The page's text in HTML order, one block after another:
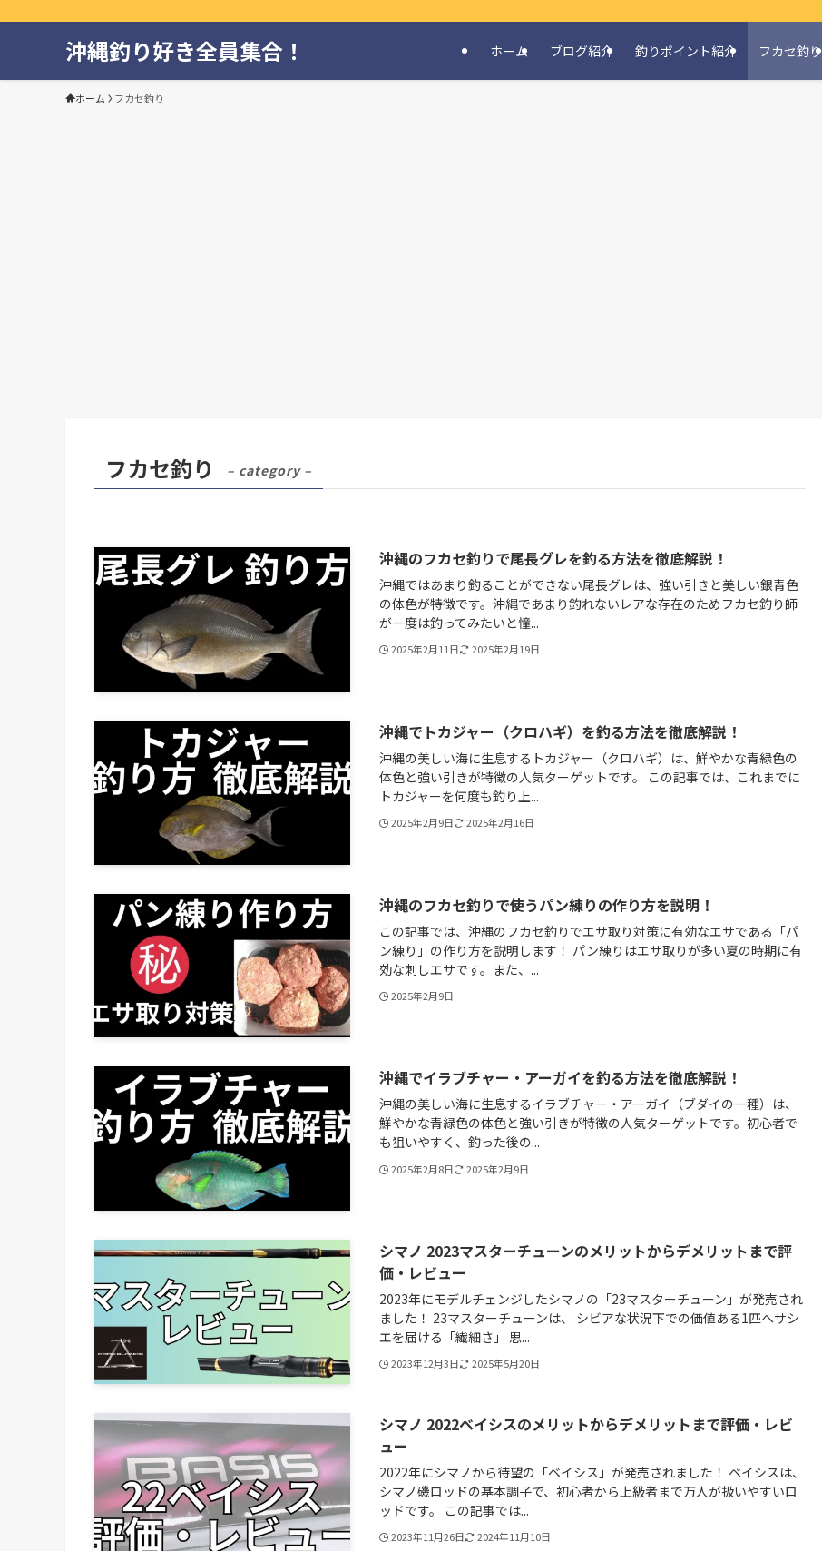
沖縄釣り好き全員集合！ ホーム ブログ紹介 釣りポイント紹介 フカセ釣り
ホーム フカセ釣り
フカセ釣り – category –
沖縄のフカセ釣りで尾長グレを釣る方法を徹底解説！
沖縄ではあまり釣ることができない尾長グレは、強い引きと美しい銀青色
の体色が特徴です。沖縄であまり釣れないレアな存在のためフカセ釣り師
が一度は釣ってみたいと憧...
2025年2月11日 2025年2月19日
沖縄でトカジャー（クロハギ）を釣る方法を徹底解説！
沖縄の美しい海に生息するトカジャー（クロハギ）は、鮮やかな青緑色の
体色と強い引きが特徴の人気ターゲットです。 この記事では、これまでに
トカジャーを何度も釣り上...
2025年2月9日 2025年2月16日
沖縄のフカセ釣りで使うパン練りの作り方を説明！
この記事では、沖縄のフカセ釣りでエサ取り対策に有効なエサである「パ
ン練り」の作り方を説明します！ パン練りはエサ取りが多い夏の時期に有
効な刺しエサです。また、...
2025年2月9日
沖縄でイラブチャー・アーガイを釣る方法を徹底解説！
沖縄の美しい海に生息するイラブチャー・アーガイ（ブダイの一種）は、
鮮やかな青緑色の体色と強い引きが特徴の人気ターゲットです。初心者で
も狙いやすく、釣った後の...
2025年2月8日 2025年2月9日
シマノ 2023マスターチューンのメリットからデメリットまで評
価・レビュー
2023年にモデルチェンジしたシマノの「23マスターチューン」が発売され
ました！ 23マスターチューンは、 シビアな状況下での価値ある1匹へサシ
エを届ける「繊細さ」 思...
2023年12月3日 2025年5月20日
シマノ 2022ベイシスのメリットからデメリットまで評価・レビ
ュー
2022年にシマノから待望の「ベイシス」が発売されました！ ベイシスは、
シマノ磯ロッドの基本調子で、初心者から上級者まで万人が扱いやすいロ
ッドです。 この記事では...
2023年11月26日 2024年11月10日